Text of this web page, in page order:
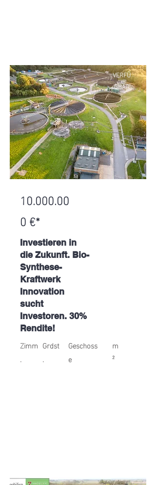
VERFÜ
GBAR
10.000.00
0 €*
Investieren in
die Zukunft. Bio-
Synthese-
Kraftwerk
Innovation
sucht
Investoren. 30%
Rendite!
Zimm
.
Grdst
.
Geschoss
e
m
²